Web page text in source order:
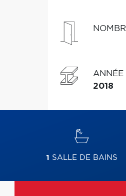
ANNÉE
2018
1 SALLE DE BAINS